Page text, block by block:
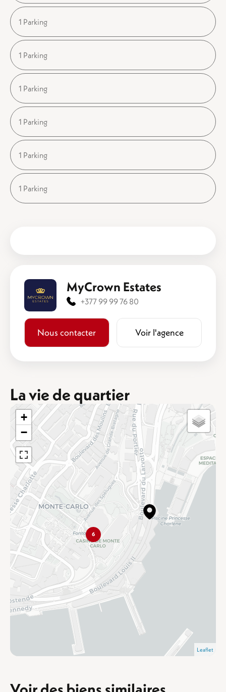
1 Parking
1 Parking
1 Parking
1 Parking
1 Parking
1 Parking
MyCrown Estates
+377 99 99 76 80
Nous contacter Voir l'agence
La vie de quartier
6
+
−
Leaflet